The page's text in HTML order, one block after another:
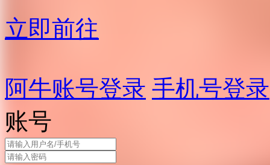
立即前往
阿牛账号登录 手机号登录
账号